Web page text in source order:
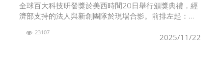
全球百大科技研發獎於美西時間20日舉行頒獎典禮，經
濟部支持的法人與新創團隊於現場合影。前排左起：亞
羽、奇妙水循環材料董事長特助鄭雅鎂、亞福儲能永續
2025/11/22
23107